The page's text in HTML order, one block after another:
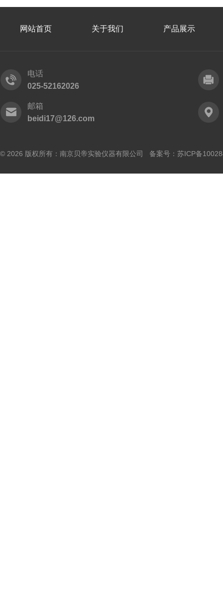
网站首页 关于我们 产品展示
电话
025-52162026
邮箱
beidi17@126.com
© 2026 版权所有：南京贝帝实验仪器有限公司 备案号： 苏ICP备